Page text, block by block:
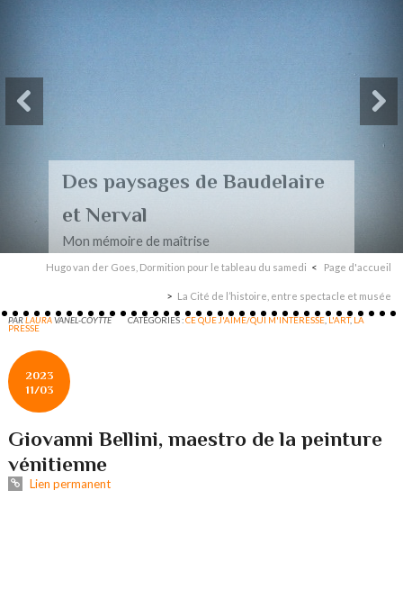
Des paysages de Baudelaire
et Nerval
Mon mémoire de maîtrise
Hugo van der Goes, Dormition pour le tableau du samedi Page d'accueil
La Cité de l’histoire, entre spectacle et musée
PARLAURAVANEL-COYTTE CATÉGORIES :CE QUE J'AIME/QUI M'INTERESSE,L'ART, LA
PRESSE
2023
11/03
Giovanni Bellini, maestro de la peinture
vénitienne
Lien permanent